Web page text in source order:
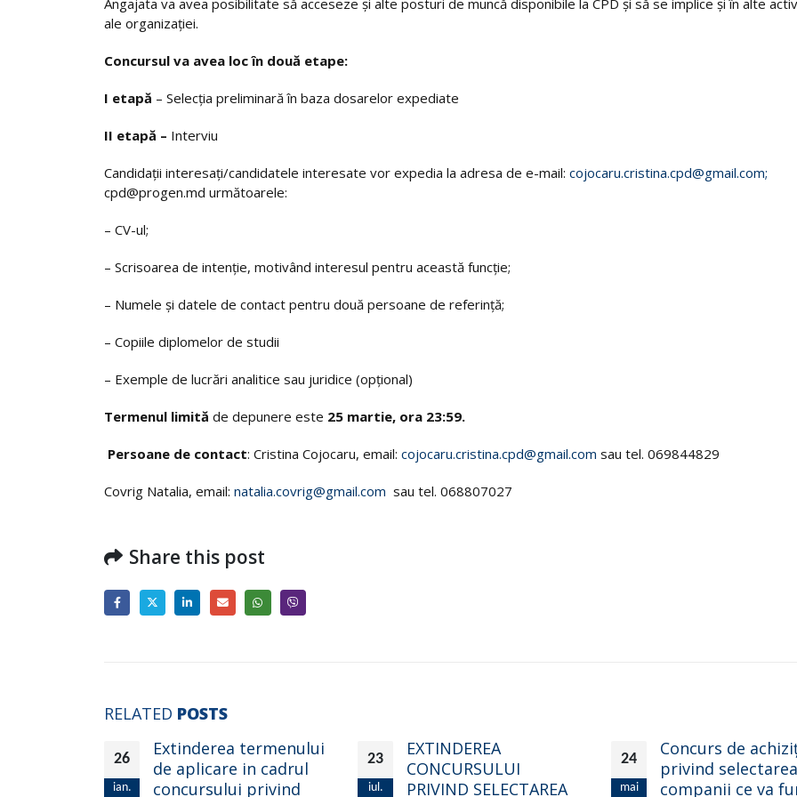
Angajata va avea posibilitate să acceseze și alte posturi de muncă disponibile la CPD și să se implice și în alte
ale organizației.
Concursul va avea loc în două etape:
I etapă – Selecția preliminară în baza dosarelor expediate
II etapă – Interviu
Candidații interesați/candidatele interesate vor expedia la adresa de e-mail: cojocaru.cristina.cpd@gmail.com;
cpd@progen.md următoarele:
– CV-ul;
– Scrisoarea de intenție, motivând interesul pentru această funcție;
– Numele şi datele de contact pentru două persoane de referință;
– Copiile diplomelor de studii
– Exemple de lucrări analitice sau juridice (opțional)
Termenul limită de depunere este 25 martie, ora 23:59.
Persoane de contact: Cristina Cojocaru, email: cojocaru.cristina.cpd@gmail.com sau tel. 069844829
Covrig Natalia, email: natalia.covrig@gmail.com sau tel. 068807027
Share this post
RELATED POSTS
23
iul.
EXTINDEREA
CONCURSULUI
PRIVIND SELECTAREA
24
mai
Concurs de achiziții
privind selectarea unui
companii ce va furniza
21
feb.
Concurs privind
selectarea unui/
formator/